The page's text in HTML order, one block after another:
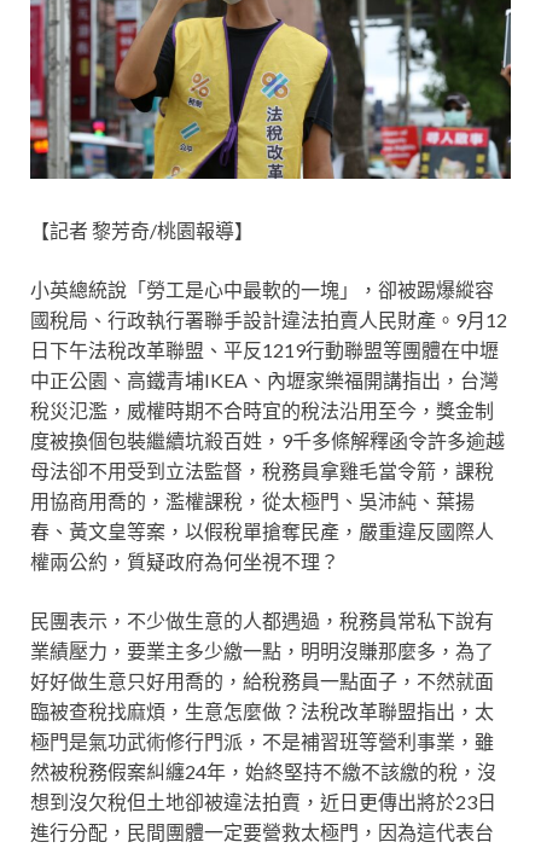
【記者 黎芳奇/桃園報導】
小英總統說「勞工是心中最軟的一塊」，卻被踢爆縱容
國稅局、行政執行署聯手設計違法拍賣人民財產。9月12
日下午法稅改革聯盟、平反1219行動聯盟等團體在中壢
中正公園、高鐵青埔IKEA、內壢家樂福開講指出，台灣
稅災氾濫，威權時期不合時宜的稅法沿用至今，獎金制
度被換個包裝繼續坑殺百姓，9千多條解釋函令許多逾越
母法卻不用受到立法監督，稅務員拿雞毛當令箭，課稅
用協商用喬的，濫權課稅，從太極門、吳沛純、葉揚
春、黃文皇等案，以假稅單搶奪民產，嚴重違反國際人
權兩公約，質疑政府為何坐視不理？
民團表示，不少做生意的人都遇過，稅務員常私下說有
業績壓力，要業主多少繳一點，明明沒賺那麼多，為了
好好做生意只好用喬的，給稅務員一點面子，不然就面
臨被查稅找麻煩，生意怎麼做？法稅改革聯盟指出，太
極門是氣功武術修行門派，不是補習班等營利事業，雖
然被稅務假案糾纏24年，始終堅持不繳不該繳的稅，沒
想到沒欠稅但土地卻被違法拍賣，近日更傳出將於23日
進行分配，民間團體一定要營救太極門，因為這代表台